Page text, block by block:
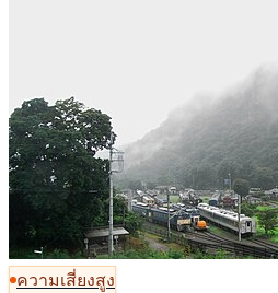
ความเสี่ยงสูง